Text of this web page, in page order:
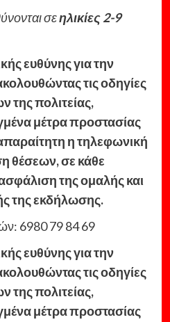
σεηλικίες 2-9
ευθύνης για την
τις οδηγίες
της πολιτείας,
μέτρα προστασίας
η τηλεφωνική
θέσεων, σε κάθε
της ομαλής και
της εκδήλωσης.
6980 79 84 69
ευθύνης για την
τις οδηγίες
της πολιτείας,
μέτρα προστασίας